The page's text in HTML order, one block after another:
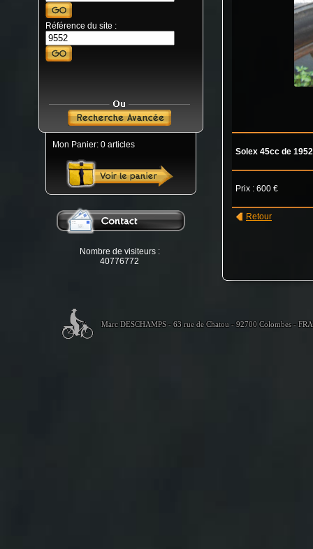
Référence du site :
Mon Panier: 0 articles
Nombre de visiteurs :
40776772
Solex 45cc de
Prix : 600 €
Retour
Marc DESCHAMPS - 63 rue de Chatou - 92700 Colombes -